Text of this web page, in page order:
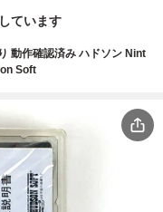
ています
動作確認済み ハドソン Nint
Soft